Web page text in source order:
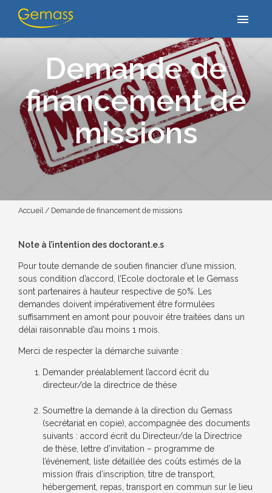
menu
Demande de
financement de
missions
Accueil/ Demande de financement de missions
Note à l’intention des doctorant.e.s
Pour toute demande de soutien financier d’une mission,
sous condition d’accord, l’Ecole doctorale et le Gemass
sont partenaires à hauteur respective de 50%. Les
demandes doivent impérativement être formulées
suffisamment en amont pour pouvoir être traitées dans un
délai raisonnable d’au moins 1 mois.
Merci de respecter la démarche suivante :
Demander préalablement l’accord écrit du
directeur/de la directrice de thèse
Soumettre la demande à la direction du Gemass
(secrétariat en copie), accompagnée des documents
suivants : accord écrit du Directeur/de la Directrice
de thèse, lettre d’invitation – programme de
l’événement, liste détaillée des coûts estimés de la
mission (frais d’inscription, titre de transport,
hébergement, repas, transport en commun sur le lieu